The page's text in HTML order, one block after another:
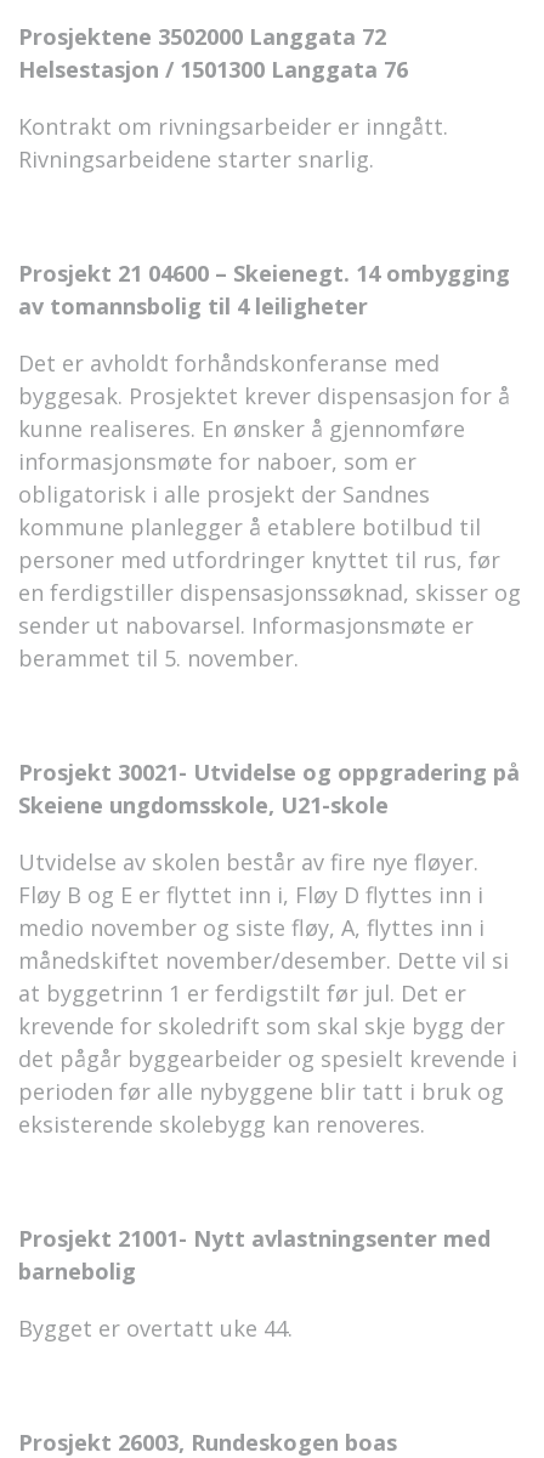
Prosjektene 3502000 Langgata 72
Helsestasjon / 1501300 Langgata 76
Kontrakt om rivningsarbeider er inngått.
Rivningsarbeidene starter snarlig.
Prosjekt 21 04600 – Skeienegt. 14 ombygging
av tomannsbolig til 4 leiligheter
Det er avholdt forhåndskonferanse med
byggesak. Prosjektet krever dispensasjon for å
kunne realiseres. En ønsker å gjennomføre
informasjonsmøte for naboer, som er
obligatorisk i alle prosjekt der Sandnes
kommune planlegger å etablere botilbud til
personer med utfordringer knyttet til rus, før
en ferdigstiller dispensasjonssøknad, skisser og
sender ut nabovarsel. Informasjonsmøte er
berammet til 5. november.
Prosjekt 30021- Utvidelse og oppgradering på
Skeiene ungdomsskole, U21-skole
Utvidelse av skolen består av fire nye fløyer.
Fløy B og E er flyttet inn i, Fløy D flyttes inn i
medio november og siste fløy, A, flyttes inn i
månedskiftet november/desember. Dette vil si
at byggetrinn 1 er ferdigstilt før jul. Det er
krevende for skoledrift som skal skje bygg der
det pågår byggearbeider og spesielt krevende i
perioden før alle nybyggene blir tatt i bruk og
eksisterende skolebygg kan renoveres.
Prosjekt 21001- Nytt avlastningsenter med
barnebolig
Bygget er overtatt uke 44.
Prosjekt 26003, Rundeskogen boas